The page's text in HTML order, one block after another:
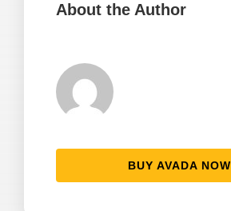
About the Author
BUY AVADA NOW